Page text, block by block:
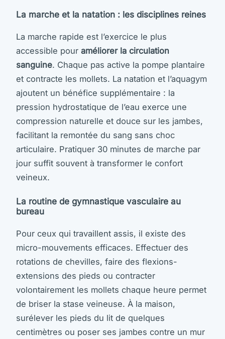
La marche et la natation : les disciplines reines
La marche rapide est l’exercice le plus
accessible pour améliorer la circulation
sanguine. Chaque pas active la pompe plantaire
et contracte les mollets. La natation et l’aquagym
ajoutent un bénéfice supplémentaire : la
pression hydrostatique de l’eau exerce une
compression naturelle et douce sur les jambes,
facilitant la remontée du sang sans choc
articulaire. Pratiquer 30 minutes de marche par
jour suffit souvent à transformer le confort
veineux.
La routine de gymnastique vasculaire au
bureau
Pour ceux qui travaillent assis, il existe des
micro-mouvements efficaces. Effectuer des
rotations de chevilles, faire des flexions-
extensions des pieds ou contracter
volontairement les mollets chaque heure permet
de briser la stase veineuse. À la maison,
surélever les pieds du lit de quelques
centimètres ou poser ses jambes contre un mur